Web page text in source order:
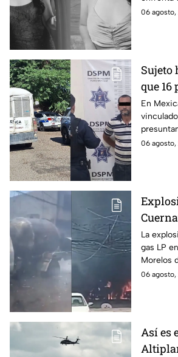
06
Sujeto
que 16
a su
En
ataque
06
en
La
gas LP
Morelos
06
Así es